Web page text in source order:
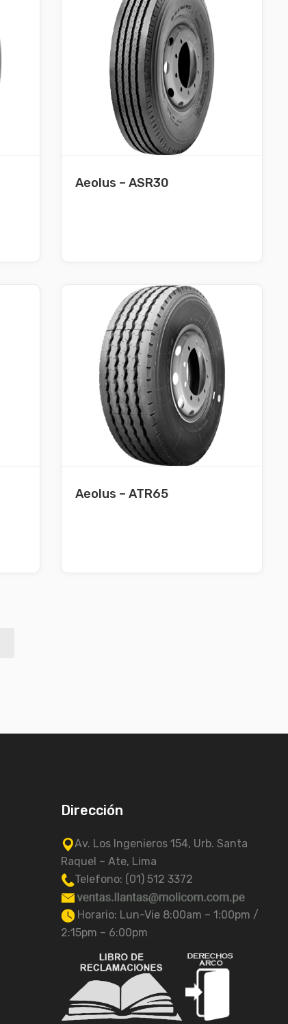
Aeolus – ASR30
Aeolus – ATR65
Dirección
Av. Los Ingenieros 154, Urb. Santa
Raquel – Ate, Lima
Telefono: (01) 512 3372
Horario: Lun-Vie 8:00am – 1:00pm /
2:15pm – 6:00pm